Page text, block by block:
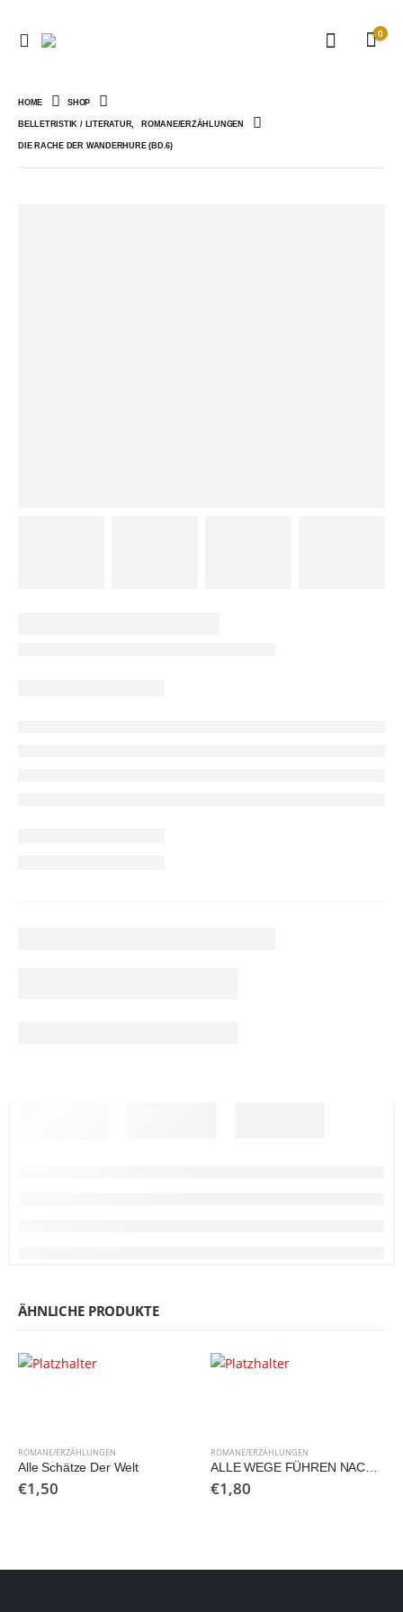
0
HOME SHOP
BELLETRISTIK / LITERATUR, ROMANE/ERZÄHLUNGEN
DIE RACHE DER WANDERHURE (BD.6)
ÄHNLICHE PRODUKTE
ROMANE/ERZÄHLUNGEN
Alle Schätze Der Welt
€1,50
ROMANE/ERZÄHLUNGEN
ALLE WEGE FÜHREN NACH ROM. Die heitere Geschichte einer Pilgerfahrt.
€1,80